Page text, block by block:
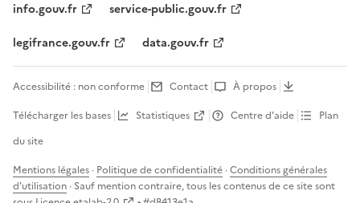
info.gouv.fr
service-public.gouv.fr
legifrance.gouv.fr
data.gouv.fr
Accessibilité : non conforme Contact
À propos
Télécharger les bases
Statistiques Centre d’aide
Plan
du site
Mentions légales · Politique de confidentialité ·Conditions générales
d'utilisation · Sauf mention contraire, tous les contenus de ce site sont